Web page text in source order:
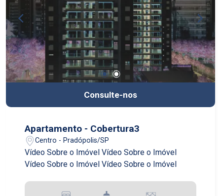
Consulte-nos
Apartamento - Cobertura3
Centro - Pradópolis/SP
Vídeo Sobre o Imóvel Vídeo Sobre o Imóvel
Vídeo Sobre o Imóvel Vídeo Sobre o Imóvel